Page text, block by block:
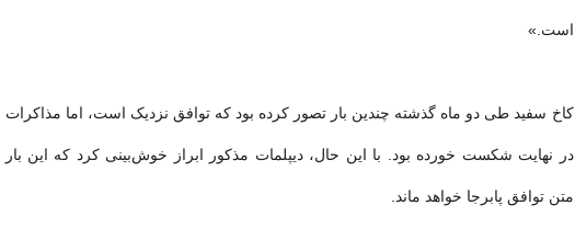
است.»
کاخ سفید طی دو ماه گذشته چندین بار تصور کرده بود که توافق نزدیک است، اما مذاکرات
در نهایت شکست خورده بود. با این حال، دیپلمات مذکور ابراز خوش‌بینی کرد که این بار
متن توافق پابرجا خواهد ماند.